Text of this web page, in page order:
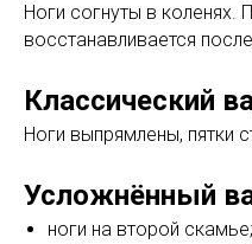
Ноги согнуты в коленях.
восстанавливается
Классический
Ноги выпрямлены, пятки
Усложнённый
ноги на второй скамье;